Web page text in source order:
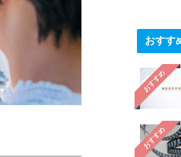
おすす
おすすめ
おすすめ